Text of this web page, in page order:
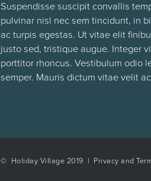
Suspendisse suscipit convallis
pulvinar nisl nec sem tincidunt, in
ac turpis egestas. Ut vitae elit
justo sed, tristique augue. Integer
porttitor rhoncus. Vestibulum odio
semper. Mauris dictum vitae velit
© Holiday Village 2019 | Privacy and